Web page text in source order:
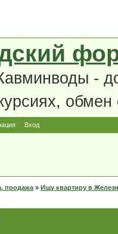
-
Вход
продажа » Ищу квартиру в